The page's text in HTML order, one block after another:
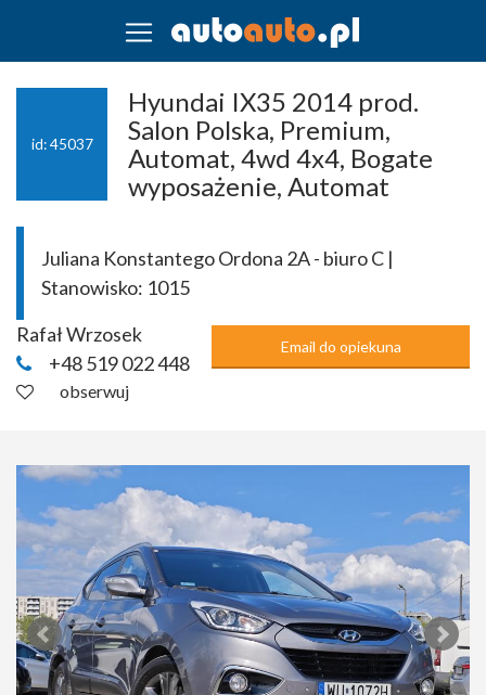
id: 45037
Hyundai IX35 2014 prod.
Salon Polska, Premium,
Automat, 4wd 4x4, Bogate
wyposażenie, Automat
Juliana Konstantego Ordona 2A - biuro C |
Stanowisko: 1015
Rafał Wrzosek
+48 519 022 448
Email do opiekuna
obserwuj